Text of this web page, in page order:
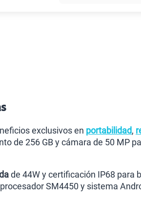
exclusivos en portabilidad,
de 256 GB y cámara de 50 MP
de 44W y certificación IP68 para
SM4450 y sistema